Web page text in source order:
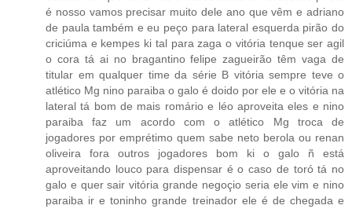
é nosso vamos precisar muito dele ano que vêm e adriano
de paula também e eu peço para lateral esquerda pirão do
criciúma e kempes ki tal para zaga o vitória tenque ser agil
o cora tá ai no bragantino felipe zagueirão têm vaga de
titular em qualquer time da série B vitória sempre teve o
atlético Mg nino paraiba o galo é doido por ele e o vitória na
lateral tá bom de mais romário e léo aproveita eles e nino
paraiba faz um acordo com o atlético Mg troca de
jogadores por emprétimo quem sabe neto berola ou renan
oliveira fora outros jogadores bom ki o galo ñ está
aproveitando louco para dispensar é o caso de toró tá no
galo e quer sair vitória grande negoçio seria ele vim e nino
paraiba ir e toninho grande treinador ele é de chegada e